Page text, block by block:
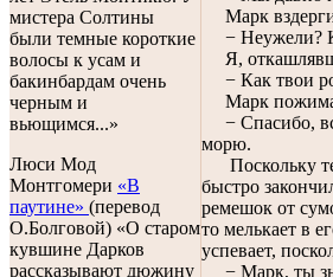
мистера Солтины
были темные короткие
волосы к усам и
бакинбардам очень
черным и
вьющимся...»
Люси Мод
Монтгомери «В
паутине» (перевод
О.Болговой) «О старом
кувшине Дарков
рассказывают дюжину
Марк
− Неужели?
Я,
− Как твои
Марк
− Спасибо,
морю.
Поскольку
быстро
ремешок от
то мелькает в
успевает,
− Марк, ты